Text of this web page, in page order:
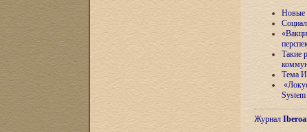
Новые
Такие
Тема
Журнал